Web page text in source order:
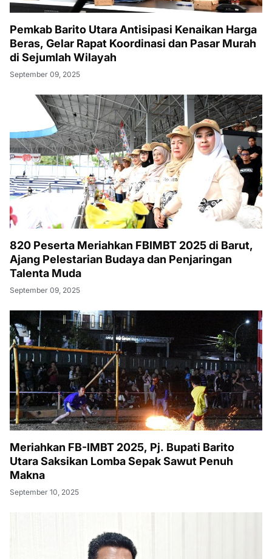
Pemkab Barito Utara Antisipasi Kenaikan Harga
Beras, Gelar Rapat Koordinasi dan Pasar Murah
di Sejumlah Wilayah
September 09, 2025
820 Peserta Meriahkan FBIMBT 2025 di Barut,
Ajang Pelestarian Budaya dan Penjaringan
Talenta Muda
September 09, 2025
Meriahkan FB-IMBT 2025, Pj. Bupati Barito
Utara Saksikan Lomba Sepak Sawut Penuh
Makna
September 10, 2025